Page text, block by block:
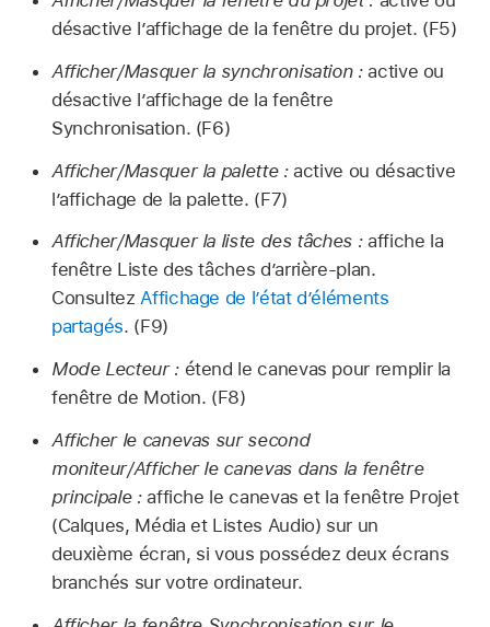
désactive l’affichage de la fenêtre du projet. (F5)
Afficher/Masquer la synchronisation :active ou
désactive l’affichage de la fenêtre
Synchronisation. (F6)
Afficher/Masquer la palette :active ou désactive
l’affichage de la palette. (F7)
Afficher/Masquer la liste des tâches :affiche la
fenêtre Liste des tâches d’arrière-plan.
ConsultezAffichage de l’état d’éléments
partagés. (F9)
Mode Lecteur :étend le canevas pour remplir la
fenêtre de Motion. (F8)
Afficher le canevas sur second
moniteur/Afficher le canevas dans la fenêtre
principale :affiche le canevas et la fenêtre Projet
(Calques, Média et Listes Audio) sur un
deuxième écran, si vous possédez deux écrans
branchés sur votre ordinateur.